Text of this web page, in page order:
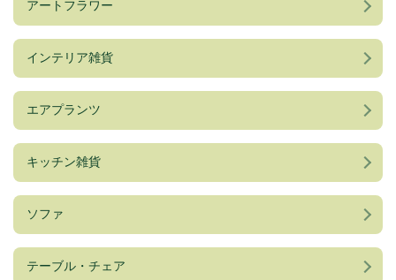
アートフラワー
インテリア雑貨
エアプランツ
キッチン雑貨
ソファ
テーブル・チェア